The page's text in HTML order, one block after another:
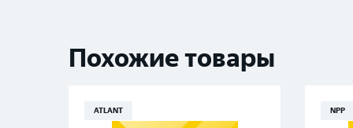
Похожие товары
ATLANT NPP